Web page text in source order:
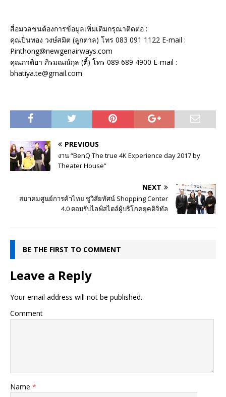
สื่อมวลชนต้องการข้อมูลเพิ่มเติมกรุณาติดต่อ :
คุณปิ่นทอง วงษ์สมิต (ลูกตาล) โทร 083 091 1122 E-mail :
Pinthong@newgenairways.com
คุณภาติยา ภิรมณณ์กุล (ตี้) โทร 089 689 4900 E-mail :
bhatiya.te@gmail.com
PREVIOUS
งาน “BenQ The true 4K Experience day 2017 by
Theater House”
NEXT
สมาคมศูนย์การค้าไทย ชูวิสัยทัศน์ Shopping Center
4.0 ตอบรับไลฟ์สไตล์ผู้บริโภคยุคดิจิทัล
BE THE FIRST TO COMMENT
Leave a Reply
Your email address will not be published.
Comment
Name *